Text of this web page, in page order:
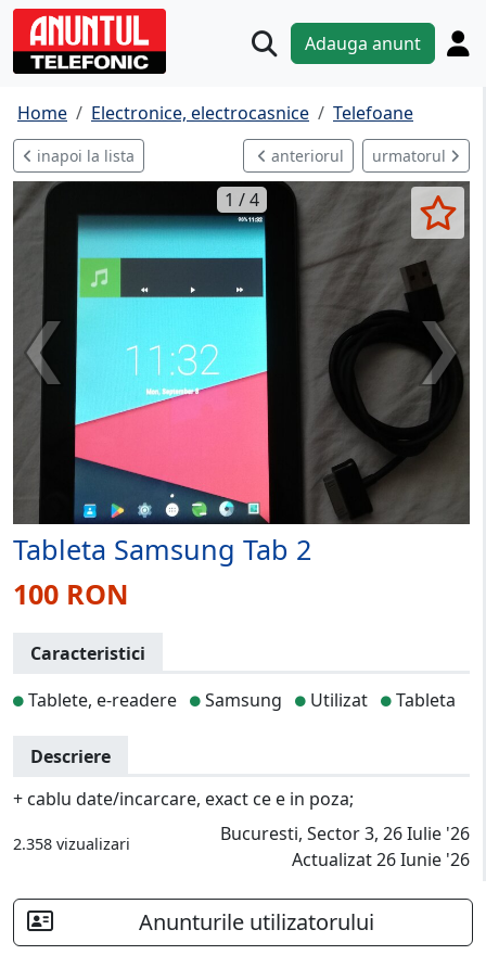
Adauga anunt
Home Electronice, electrocasnice Telefoane
inapoi la lista anteriorul urmatorul
1 / 4
Tableta Samsung Tab 2
100 RON
Caracteristici
Tablete, e-readere
Samsung Utilizat Tableta
Descriere
+ cablu date/incarcare, exact ce e in poza;
2.358 vizualizari
Bucuresti, Sector 3, 26 Iulie '26
Actualizat 26 Iunie '26
Anunturile utilizatorului